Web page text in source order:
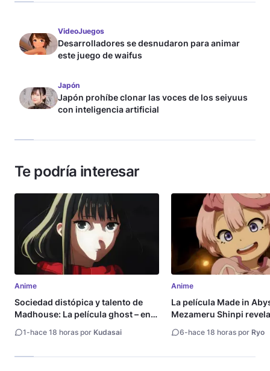
VideoJuegos
Desarrolladores se desnudaron para animar
este juego de waifus
Japón
Japón prohíbe clonar las voces de los seiyuus
con inteligencia artificial
Te podría interesar
Anime
Sociedad distópica y talento de
Madhouse: La película ghost – end
1-hace 18 horas por Kudasai
Anime
La película Made in
Mezameru Shinpi
6-hace 18 horas por Ryo